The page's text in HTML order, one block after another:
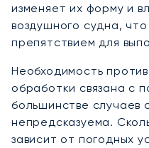
изменяет их форму и
воздушного судна,
препятствием для
Необходимость
обработки связана с
большинстве случаев
непредсказуема.
зависит от погодных